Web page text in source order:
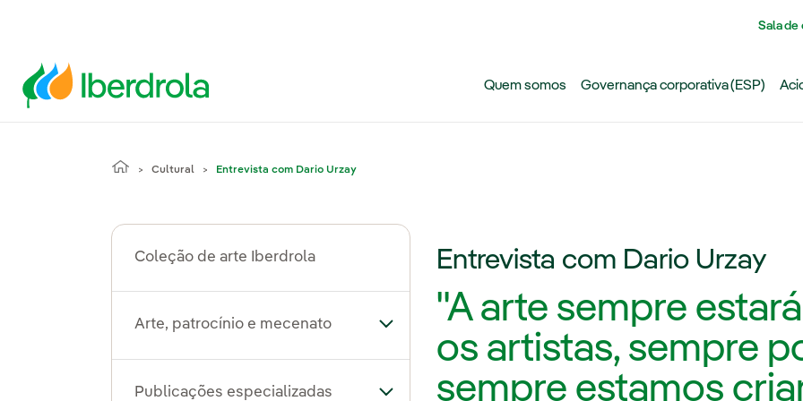
Sala
Quem somos Governança corporativa (ESP)
Cultural Entrevista com Dario Urzay
Coleção de arte Iberdrola
Arte, patrocínio e mecenato Alternar submenu de Arte, patrocínio e mecenato
Publicações especializadas Alternar submenu de Publicações especializadas
Entrevista com Dario Urzay
"A arte sempre
os artistas, sempre
sempre estamos